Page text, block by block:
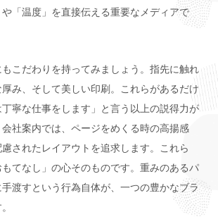
「温度」を直接伝える重要なメディアで
こだわりを持ってみましょう。指先に触れ
み、そして美しい印刷。これらがあるだけ
寧な仕事をします」と言う以上の説得力が
社案内では、ページをめくる時の高揚感
されたレイアウトを追求します。これら
てなし」の心そのものです。重みのあるパ
渡すという行為自体が、一つの豊かなブラ